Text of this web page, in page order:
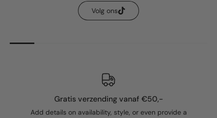
Volg ons
Gratis verzending vanaf €50,-
Add details on availability, style, or even provide a